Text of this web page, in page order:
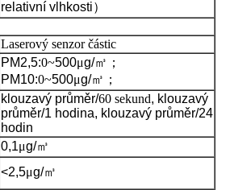
relativní vlhkosti）
Laserový senzor částic
PM2,5:0~500μg/㎥ ；
PM10:0~500μg/㎥；
klouzavý průměr/60 sekund, klouzavý
průměr/1 hodina, klouzavý průměr/24
hodin
0,1μg/㎥
<2,5μg/㎥